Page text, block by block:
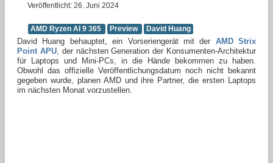
Veröffentlicht: 26. Juni 2024
AMD Ryzen AI 9 365 Preview David Huang
David Huang behauptet, ein Vorseriengerät mit der AMD Strix
Point APU, der nächsten Generation der Konsumenten-Architektur
für Laptops und Mini-PCs, in die Hände bekommen zu haben.
Obwohl das offizielle Veröffentlichungsdatum noch nicht bekannt
gegeben wurde, planen AMD und ihre Partner, die ersten Laptops
im nächsten Monat vorzustellen.